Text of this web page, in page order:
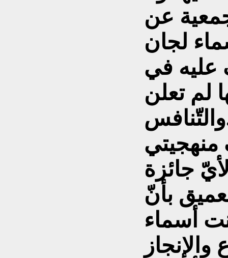
عن
لجان
عليه في
لم تعلن
منهجيتي
بأنّ
أسماء